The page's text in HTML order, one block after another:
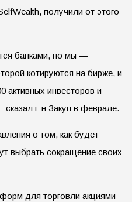
получили от этого
банками, но мы —
котируются на бирже, и
активных инвесторов и
г-н Закуп в феврале.
о том, как будет
выбрать сокращение своих
для торговли акциями